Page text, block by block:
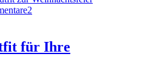
2
für Ihre